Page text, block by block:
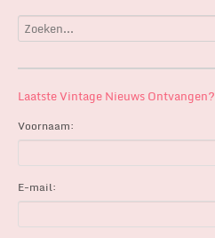
Laatste Vintage Nieuws Ontvangen?
Voornaam:
E-mail: